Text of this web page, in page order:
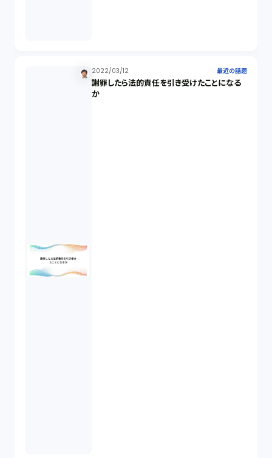
2022/03/12 最近の話題
謝罪したら法的責任を引き受けたことになる
か